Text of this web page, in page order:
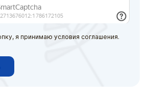
я принимаю условия соглашения.